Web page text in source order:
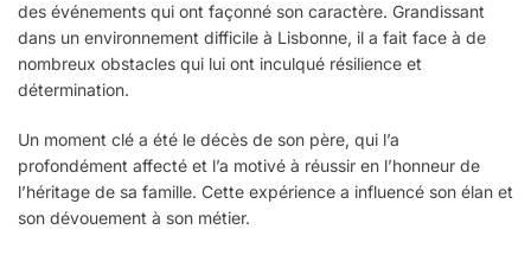
des événements qui ont façonné son caractère. Grandissant
dans un environnement difficile à Lisbonne, il a fait face à de
nombreux obstacles qui lui ont inculqué résilience et
détermination.
Un moment clé a été le décès de son père, qui l’a
profondément affecté et l’a motivé à réussir en l’honneur de
l’héritage de sa famille. Cette expérience a influencé son élan et
son dévouement à son métier.